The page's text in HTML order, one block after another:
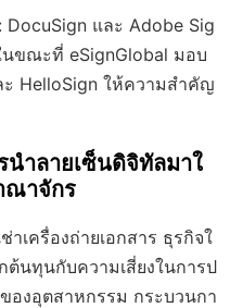
DocuSign และ Adobe Sig
ขณะที่ eSignGlobal มอบ
HelloSign ให้ความสำคัญ
ำลายเซ็นดิจิทัลมาใ
ณาจักร
เครื่องถ่ายเอกสาร ธุรกิจใ
นทุนกับความเสี่ยงในการป
องอุตสาหกรรม กระบวนกา